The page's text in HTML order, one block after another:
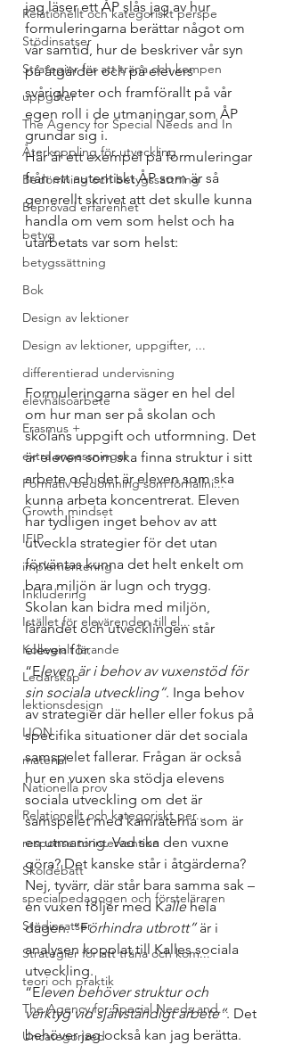
Relationellt och kategoriskt perspe
Stödinsatser
Strategier för att träna och kompen
uppgifter
The Agency for Special Needs and In
Återkoppling för utveckling
Bedömning och betygssättning
Beprövad erfarenhet
betyg
betygssättning
Bok
Design av lektioner
Design av lektioner, uppgifter, ...
differentierad undervisning
elevhälsoarbete
Erasmus +
extra anpassningar
Formativ bedömning som förhållni...
Growth mindset
IFIP
implementering
Inkludering
Istället för elevärenden till el...
Kollegialt lärande
Ledarskap
lektionsdesign
LION
material
Nationella prov
Relationellt och kategoriskt per...
response to intervention
Skoldebatt
specialpedagogen och försteläraren
Stödinsatser
Strategier för att träna och kom...
teori och praktik
The Agency for Special Needs and...
Uncategorized
jag läser ett ÅP slås jag av hur
formuleringarna berättar något om
vår samtid, hur de beskriver vår syn
på åtgärder och på elevers
svårigheter och framförallt på vår
egen roll i de utmaningar som ÅP
grundar sig i.
Här är ett exempel på formuleringar
från ett autentiskt ÅP som är så
generellt skrivet att det skulle kunna
handla om vem som helst och ha
utarbetats var som helst:
Formuleringarna säger en hel del
om hur man ser på skolan och
skolans uppgift och utformning. Det
är eleven som ska finna struktur i sitt
arbete och det är eleven som ska
kunna arbeta koncentrerat. Eleven
har tydligen inget behov av att
utveckla strategier för det utan
förväntas kunna det helt enkelt om
bara miljön är lugn och trygg.
Skolan kan bidra med miljön,
lärandet och utvecklingen står
eleven för.
“Eleven är i behov av vuxenstöd för
sin sociala utveckling“. Inga behov
av strategier där heller eller fokus på
specifika situationer där det sociala
samspelet fallerar. Frågan är också
hur en vuxen ska stödja elevens
sociala utveckling om det är
samspelet med kamraterna som är
en utmaning. Vad ska den vuxne
göra? Det kanske står i åtgärderna?
Nej, tyvärr, där står bara samma sak –
en vuxen följer med Kalle hela
dagen. “Förhindra utbrott” är i
analysen kopplat till Kalles sociala
utveckling.
“Eleven behöver struktur och
verktyg vid självständigt arbete“. Det
behöver jag också kan jag berätta.